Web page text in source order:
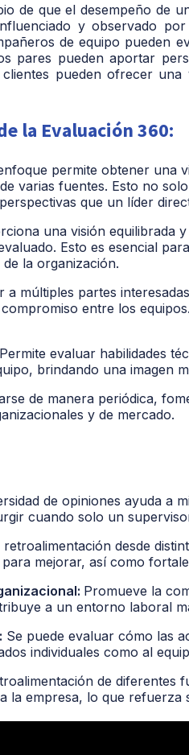
de que el desempeño de
y observado
de equipo pueden
pares pueden aportar
pueden ofrecer
la Evaluación 360:
permite obtener una
varias fuentes. Esto no
que un líder
una visión equilibrada
Esto es esencial
la organización.
a múltiples partes
entre los
Permite evaluar habilidades
brindando una imagen
de manera periódica,
y de mercado.
de opiniones ayuda a
cuando solo un
desde
mejorar, así como
Promueve la
a un entorno laboral
Se puede evaluar cómo las
individuales como al
de diferentes
la empresa, lo que refuerza